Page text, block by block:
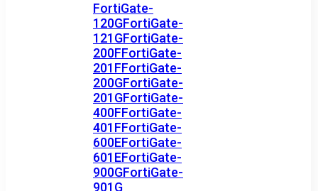
FortiGate-
120GFortiGate-
121GFortiGate-
200FFortiGate-
201FFortiGate-
200GFortiGate-
201GFortiGate-
400FFortiGate-
401FFortiGate-
600EFortiGate-
601EFortiGate-
900GFortiGate-
901G